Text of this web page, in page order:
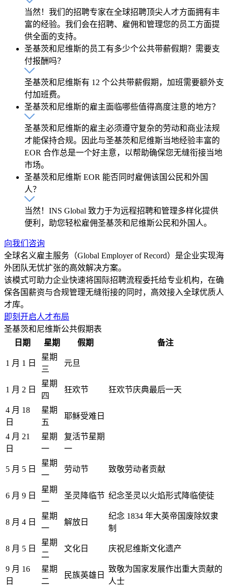
当然！我们的招聘专家在全球招聘顶尖人才方面拥有丰
富的经验。我们会在招聘、雇佣和管理您的员工方面提
供全面的支持。
圣基茨和尼维斯的员工有多少个公共带薪假期？需要支
付报酬吗？
圣基茨和尼维斯有 12 个公共带薪假期，加班需要额外支
付加班费。
圣基茨和尼维斯的雇主面临哪些值得高度注意的地方？
圣基茨和尼维斯的雇主必须遵守复杂的劳动和商业法规
才能保持合规。因此与圣基茨和尼维斯当地经验丰富的
EOR 合作总是一个好主意，以帮助确保您无缝衔接当地
市场。
圣基茨和尼维斯 EOR 能否同时雇佣该国公民和外国
人？
当然！INS Global 致力于为远程招聘和管理多样化提供
便利，助您轻松雇佣圣基茨和尼维斯公民和外国人。
向我们咨询
全球名义雇主服务（Global Employer of Record）是企业实现海
外团队无忧扩张的高效解决方案。
该模式可助力企业快速将国际招聘流程委托给专业机构，在确
保各国薪资与合规管理无缝衔接的同时，高效接入全球优质人
才库。
即刻开启人才布局
圣基茨和尼维斯公共假期表
日期
星期 假期 备注
1 月 1 日
星期
三
元旦
1 月 2 日
星期
四
狂欢节 狂欢节庆典最后一天
4 月 18
日
星期
五
耶稣受难日
4 月 21
日
星期
一
复活节星期
一
5 月 5 日
星期
一
劳动节 致敬劳动者贡献
6 月 9 日
星期
一
圣灵降临节 纪念圣灵以火焰形式降临使徒
8 月 4 日
星期
一
解放日
纪念 1834 年大英帝国废除奴隶
制
8 月 5 日
星期
二
文化日 庆祝尼维斯文化遗产
9 月 16
日
星期
二
民族英雄日
致敬为国家发展作出重大贡献的
人士